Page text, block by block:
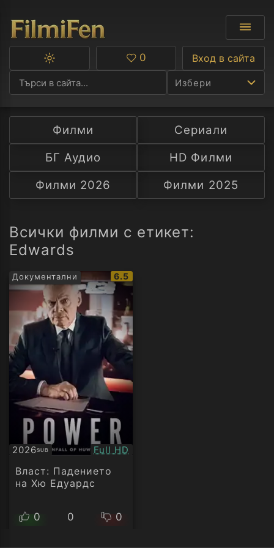
Избери
Ф
С
А
Превключване
тъмна
тема
Любими
0 Вход в сайта
Филми
Сериали
БГ Аудио
HD Филми
Филми 2026
Филми 2025
Всички филми с етикет:
Edwards
Документални
IMDb
рейтинг:
6.5
2026SUB
Субтитри Качество:
Full HD
Власт: Падението
на Хю Едуардс
0 0 0